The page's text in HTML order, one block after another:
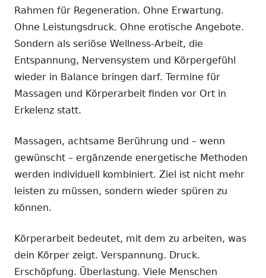
Rahmen für Regeneration. Ohne Erwartung.
Ohne Leistungsdruck. Ohne erotische Angebote.
Sondern als seriöse Wellness-Arbeit, die
Entspannung, Nervensystem und Körpergefühl
wieder in Balance bringen darf. Termine für
Massagen und Körperarbeit finden vor Ort in
Erkelenz statt.
Massagen, achtsame Berührung und – wenn
gewünscht – ergänzende energetische Methoden
werden individuell kombiniert. Ziel ist nicht mehr
leisten zu müssen, sondern wieder spüren zu
können.
Körperarbeit bedeutet, mit dem zu arbeiten, was
dein Körper zeigt. Verspannung. Druck.
Erschöpfung. Überlastung. Viele Menschen